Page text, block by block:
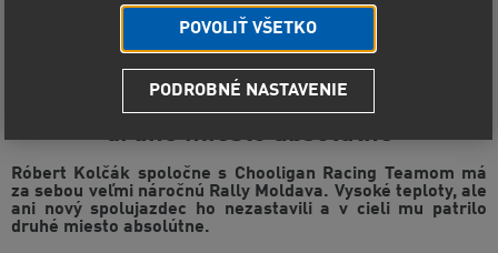
Náročná Rally Moldava Roba Kolčáka a
druhé miesto absolútne
Róbert Kolčák spoločne s Chooligan Racing Teamom má
za sebou veľmi náročnú Rally Moldava. Vysoké teploty, ale
ani nový spolujazdec ho nezastavili a v cieli mu patrilo
druhé miesto absolútne.
POVOLIŤ VŠETKO
PODROBNÉ NASTAVENIE